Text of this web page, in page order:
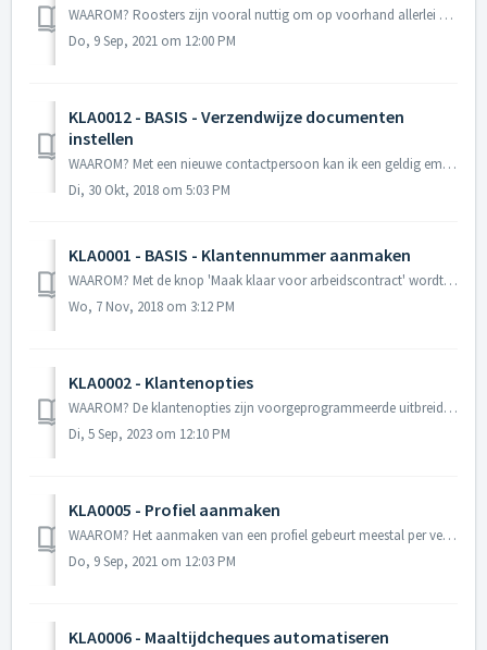
WAAROM? Roosters zijn vooral nuttig om op voorhand allerlei vaste wekelijkse uurroosters aan te maken bij een specifieke klant. Uit die reeds aangemaakt...
Do, 9 Sep, 2021 om 12:00 PM
KLA0012 - BASIS - Verzendwijze documenten
instellen
WAAROM? Met een nieuwe contactpersoon kan ik een geldig emailadres koppelen aan de verzendwijzen voor de 3 verschillende klantdocumenten (klantcontracten, ...
Di, 30 Okt, 2018 om 5:03 PM
KLA0001 - BASIS - Klantennummer aanmaken
WAAROM? Met de knop 'Maak klaar voor arbeidscontract' wordt er een klantennummer (= klnr) toegewezen aan de nieuwe klantenfiche. Deze klantennu...
Wo, 7 Nov, 2018 om 3:12 PM
KLA0002 - Klantenopties
WAAROM? De klantenopties zijn voorgeprogrammeerde uitbreidingen op de standaardinstellingen van een klant. Er bestaan klantenopties in verschillende groep...
Di, 5 Sep, 2023 om 12:10 PM
KLA0005 - Profiel aanmaken
WAAROM? Het aanmaken van een profiel gebeurt meestal per verschillende functie (bv. heftruckchauffeur, verkoopster, logistiek bediende,...) binnen één...
Do, 9 Sep, 2021 om 12:03 PM
KLA0006 - Maaltijdcheques automatiseren